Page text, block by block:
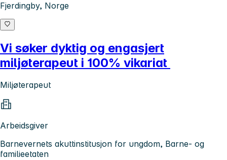
Fjerdingby, Norge
Vi søker dyktig og engasjert
miljøterapeut i 100% vikariat
Miljøterapeut
Arbeidsgiver
Barnevernets akuttinstitusjon for ungdom, Barne- og
familieetaten